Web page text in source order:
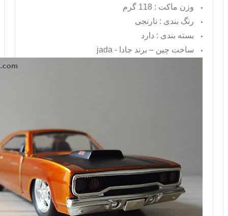
وزن ماکت : 118 گرم
رنگ بندی : نارنجی
بسته بندی : دارد
ساخت چین – برند جادا - jada